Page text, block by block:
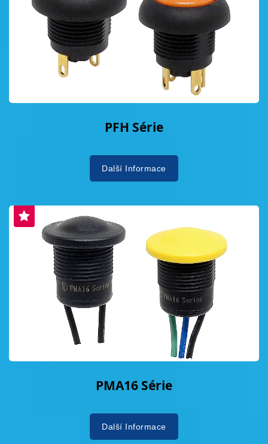
PFH Série
Další Informace
PMA16 Série
Další Informace